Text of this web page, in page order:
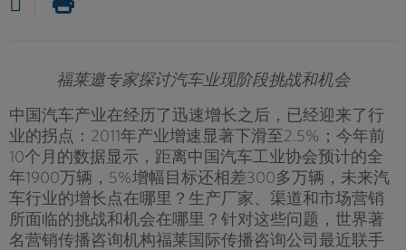
福莱邀专家探讨汽车业现阶段挑战和机会
中国汽车产业在经历了迅速增长之后，已经迎来了行
业的拐点：2011年产业增速显著下滑至2.5%；今年前
10个月的数据显示，距离中国汽车工业协会预计的全
年1900万辆，5%增幅目标还相差300多万辆，未来汽
车行业的增长点在哪里？生产厂家、渠道和市场营销
所面临的挑战和机会在哪里？针对这些问题，世界著
名营销传播咨询机构福莱国际传播咨询公司最近联手